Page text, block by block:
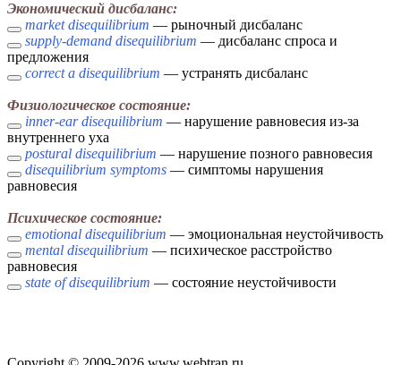
Экономический дисбаланс:
market disequilibrium — рыночный дисбаланс
supply-demand disequilibrium — дисбаланс спроса и
предложения
correct a disequilibrium — устранять дисбаланс
Физиологическое состояние:
inner-ear disequilibrium — нарушение равновесия из-за
внутреннего уха
postural disequilibrium — нарушение позного равновесия
disequilibrium symptoms — симптомы нарушения
равновесия
Психическое состояние:
emotional disequilibrium — эмоциональная неустойчивость
mental disequilibrium — психическое расстройство
равновесия
state of disequilibrium — состояние неустойчивости